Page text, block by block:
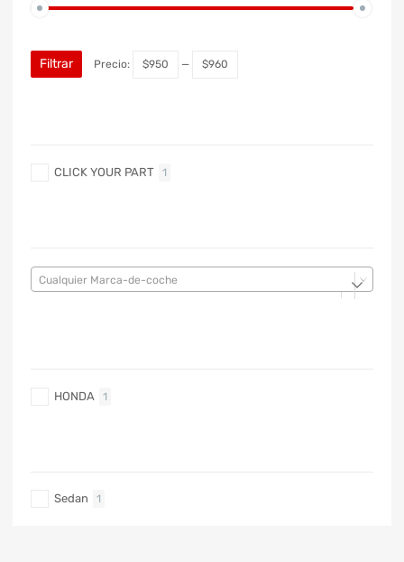
Filtrar Precio: $950 — $960
CLICK YOUR PART 1
Cualquier Marca-de-coche
HONDA 1
Sedan 1